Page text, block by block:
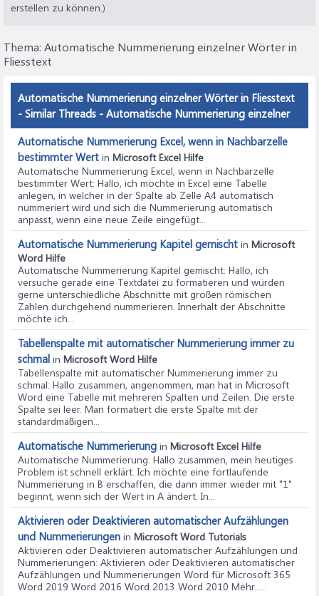
erstellen zu können.)
Thema: Automatische Nummerierung einzelner Wörter in
Fliesstext
Automatische Nummerierung einzelner Wörter in Fliesstext
- Similar Threads - Automatische Nummerierung einzelner
Automatische Nummerierung Excel, wenn in Nachbarzelle
bestimmter Wert in Microsoft Excel Hilfe
Automatische Nummerierung Excel, wenn in Nachbarzelle
bestimmter Wert: Hallo, ich möchte in Excel eine Tabelle
anlegen, in welcher in der Spalte ab Zelle A4 automatisch
nummeriert wird und sich die Nummerierung automatisch
anpasst, wenn eine neue Zeile eingefügt...
Automatische Nummerierung Kapitel gemischt in Microsoft
Word Hilfe
Automatische Nummerierung Kapitel gemischt: Hallo, ich
versuche gerade eine Textdatei zu formatieren und würden
gerne unterschiedliche Abschnitte mit großen römischen
Zahlen durchgehend nummerieren. Innerhalt der Abschnitte
möchte ich...
Tabellenspalte mit automatischer Nummerierung immer zu
schmal in Microsoft Word Hilfe
Tabellenspalte mit automatischer Nummerierung immer zu
schmal: Hallo zusammen, angenommen, man hat in Microsoft
Word eine Tabelle mit mehreren Spalten und Zeilen. Die erste
Spalte sei leer. Man formatiert die erste Spalte mit der
standardmäßigen...
Automatische Nummerierung in Microsoft Excel Hilfe
Automatische Nummerierung: Hallo zusammen, mein heutiges
Problem ist schnell erklärt. Ich möchte eine fortlaufende
Nummerierung in B erschaffen, die dann immer wieder mit "1"
beginnt, wenn sich der Wert in A ändert. In...
Aktivieren oder Deaktivieren automatischer Aufzählungen
und Nummerierungen in Microsoft Word Tutorials
Aktivieren oder Deaktivieren automatischer Aufzählungen und
Nummerierungen: Aktivieren oder Deaktivieren automatischer
Aufzählungen und Nummerierungen Word für Microsoft 365
Word 2019 Word 2016 Word 2013 Word 2010 Mehr......